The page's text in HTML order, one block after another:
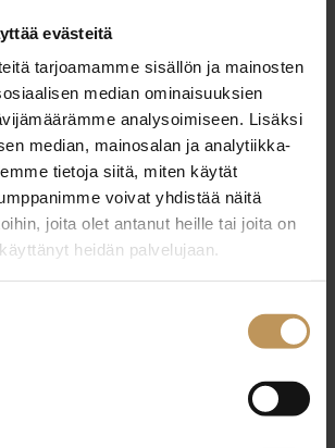
evästeitä
tarjoamamme sisällön ja mainosten
median ominaisuuksien
analysoimiseen. Lisäksi
median, mainosalan ja analytiikka-
tietoja siitä, miten käytät
voivat yhdistää näitä
joita olet antanut heille tai joita on
heidän palvelujaan.